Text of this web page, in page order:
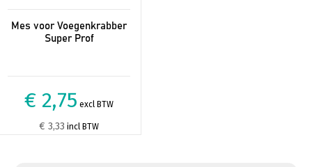
Mes voor Voegenkrabber
Super Prof
€ 2,75 excl BTW
€ 3,33 incl BTW